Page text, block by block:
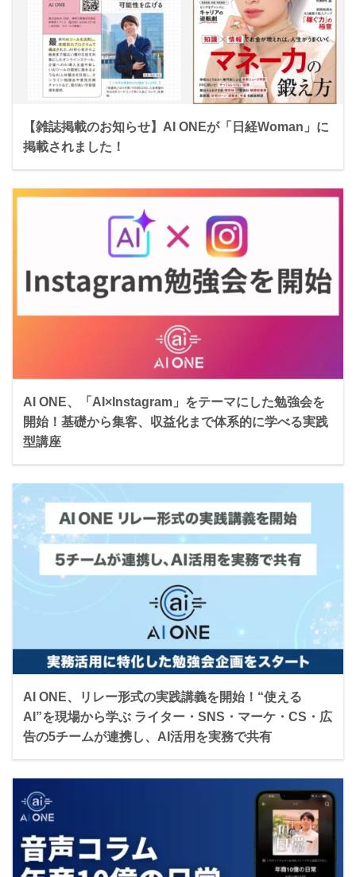
【雑誌掲載のお知らせ】AI ONEが「日経Woman」に
掲載されました！
AI ONE、「AI×Instagram」をテーマにした勉強会を
開始！基礎から集客、収益化まで体系的に学べる実践
型講座
AI ONE、リレー形式の実践講義を開始！“使える
AI”を現場から学ぶ ライター・SNS・マーケ・CS・広
告の5チームが連携し、AI活用を実務で共有